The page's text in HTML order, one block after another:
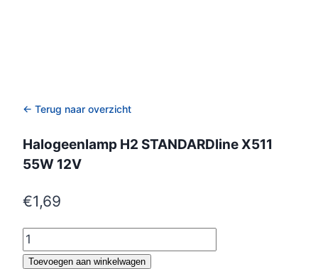
← Terug naar overzicht
Halogeenlamp H2 STANDARDline X511
55W 12V
€1,69
Halogeenlamp
H2
Toevoegen aan winkelwagen